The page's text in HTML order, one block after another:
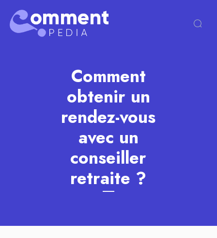
Comment
obtenir un
rendez-vous
avec un
conseiller
retraite ?